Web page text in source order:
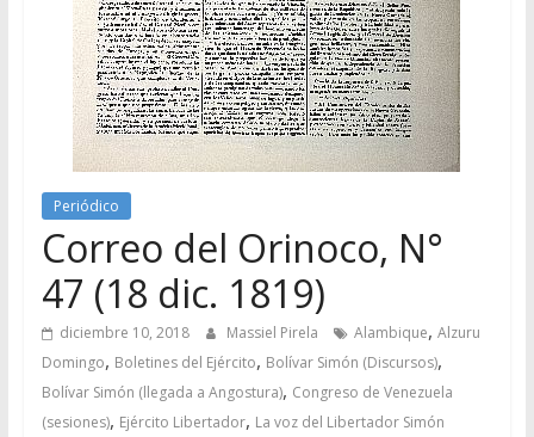
Periódico
Correo del Orinoco, N°
47 (18 dic. 1819)
diciembre 10, 2018 Massiel Pirela Alambique, Alzuru
Domingo, Boletines del Ejército, Bolívar Simón (Discursos),
Bolívar Simón (llegada a Angostura), Congreso de Venezuela
(sesiones), Ejército Libertador, La voz del Libertador Simón